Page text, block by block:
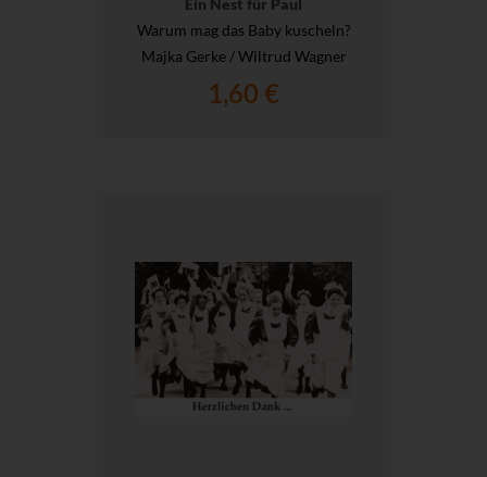
Ein Nest für Paul
Warum mag das Baby kuscheln?
Majka Gerke / Wiltrud Wagner
1,60 €